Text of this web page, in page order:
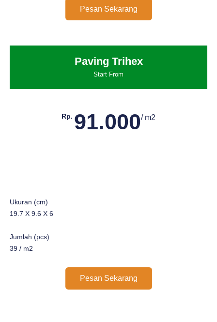
Pesan Sekarang
Paving Trihex
Start From
Rp. 91.000/ m2
Ukuran (cm)
19.7 X 9.6 X 6
Jumlah (pcs)
39 / m2
Pesan Sekarang